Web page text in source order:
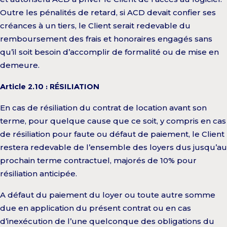
Outre les pénalités de retard, si ACD devait confier ses
créances à un tiers, le Client serait redevable du
remboursement des frais et honoraires engagés sans
qu’il soit besoin d’accomplir de formalité ou de mise en
demeure.
Article 2.10 : RÉSILIATION
En cas de résiliation du contrat de location avant son
terme, pour quelque cause que ce soit, y compris en cas
de résiliation pour faute ou défaut de paiement, le Client
restera redevable de l’ensemble des loyers dus jusqu’au
prochain terme contractuel, majorés de 10% pour
résiliation anticipée.
A défaut du paiement du loyer ou toute autre somme
due en application du présent contrat ou en cas
d’inexécution de l’une quelconque des obligations du